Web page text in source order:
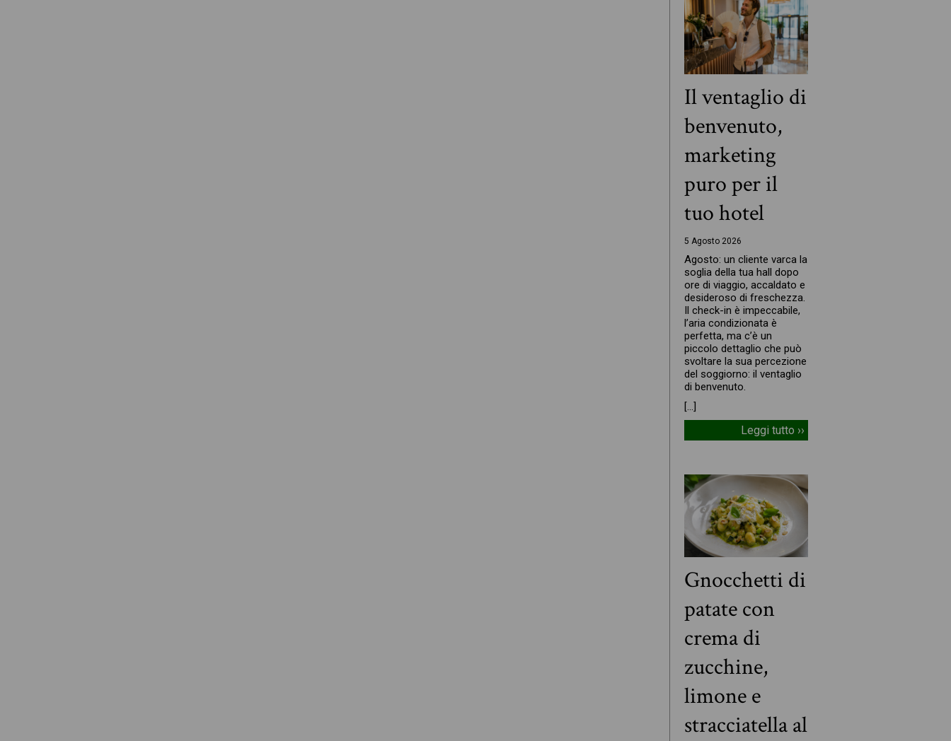
Il ventaglio di
benvenuto,
marketing
puro per il
tuo hotel
5 Agosto 2026
Agosto: un cliente varca la
soglia della tua hall dopo
ore di viaggio, accaldato e
desideroso di freschezza.
Il check-in è impeccabile,
l’aria condizionata è
perfetta, ma c’è un
piccolo dettaglio che può
svoltare la sua percezione
del soggiorno: il ventaglio
di benvenuto.
[…]
Leggi tutto ››
Gnocchetti di
patate con
crema di
zucchine,
limone e
stracciatella al